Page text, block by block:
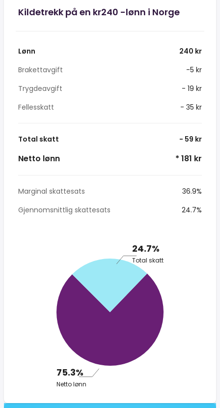
Kildetrekk på en kr240 -lønn i Norge
Lønn
240 kr
Brakettavgift
-5 kr
Trygdeavgift
- 19 kr
Fellesskatt
- 35 kr
Total skatt - 59 kr
Netto lønn * 181 kr
Marginal skattesats
36.9%
Gjennomsnittlig skattesats
24.7%
24.7%
Total skatt
75.3%
Netto lønn